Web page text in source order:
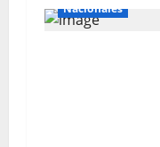
Nacionales